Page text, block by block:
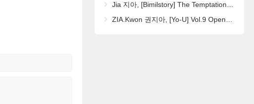
Jia 지아, [Bimilstory] The Temptation of Black Qipao Set.02
ZIA.Kwon 권지아, [Yo-U] Vol.9 Open Set.02